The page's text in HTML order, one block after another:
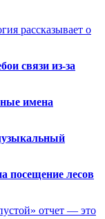
рассказывает о
связи из-за
имена
посещение лесов
отчет — это